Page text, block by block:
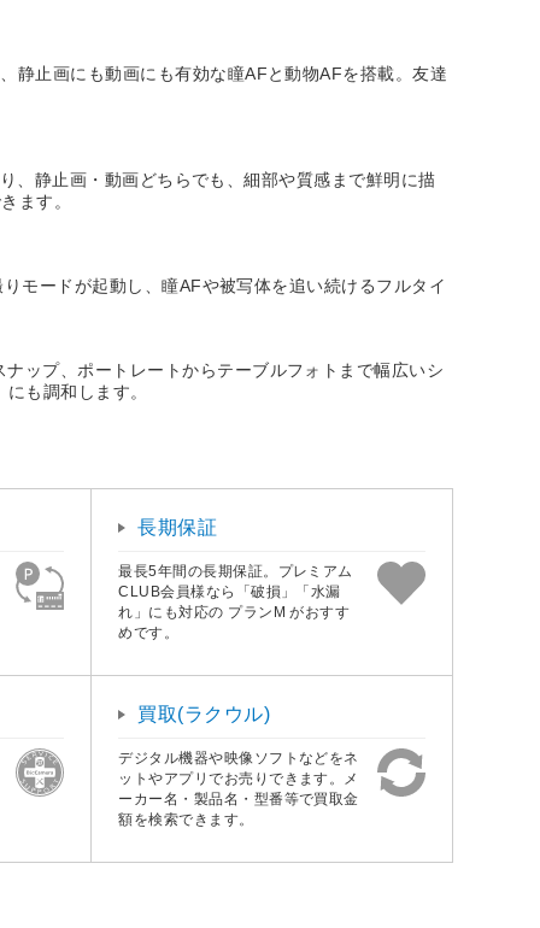
静止画にも動画にも有効な瞳AFと動物AFを搭載。友達
静止画・動画どちらでも、細部や質感まで鮮明に描
ます。
モードが起動し、瞳AFや被写体を追い続けるフルタイ
ップ、ポートレートからテーブルフォトまで幅広いシ
も調和します。
長期保証
最長5年間の長期保証。プレミアム
CLUB会員様なら「破損」「水漏
れ」にも対応の プランM がおすす
めです。
買取(ラクウル)
デジタル機器や映像ソフトなどをネ
ットやアプリでお売りできます。メ
ーカー名・製品名・型番等で買取金
額を検索できます。